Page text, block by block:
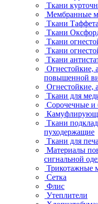
Ткани
Мембранные
Ткани
Ткани
Ткани
Ткани
Ткани
Огнестойкие,
повышенной
Огнестойкие,
Ткани для
Сорочечные и
Ткани
пуходержащие
Ткани для
Материалы
сигнальной
Трикотажные
Сетка
Флис
Утеплители